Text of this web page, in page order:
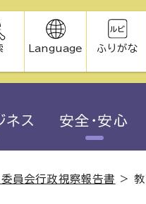
Language ふりがな
ネス 安全・安心
員会行政視察報告書 >